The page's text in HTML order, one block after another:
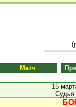
Матч
15
Судья